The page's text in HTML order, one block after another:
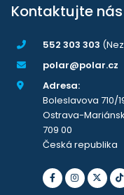
Kontaktujte nás
552 303 303
polar@polar.cz
Adresa:
Boleslavova 710/
Ostrava-
709 00
Česká republika